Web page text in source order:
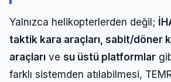
Yalnızca helikopterlerden değil;
taktik kara araçları, sabit/döner
araçları ve su üstü platformlar
farklı sistemden atılabilmesi,